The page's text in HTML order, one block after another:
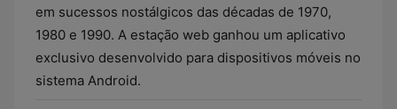
em sucessos nostálgicos das décadas de 1970,
1980 e 1990. A estação web ganhou um aplicativo
exclusivo desenvolvido para dispositivos móveis no
sistema Android.